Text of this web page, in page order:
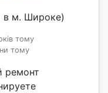
в м. Широке)
тому
тому
ремонт